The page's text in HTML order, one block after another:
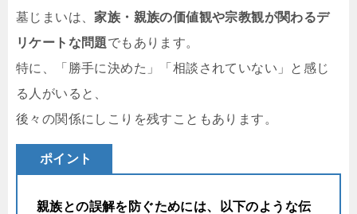
墓じまいは、 家族・親族の価値観や宗教観が関わるデ
リケートな問題でもあります。
特に、「勝手に決めた」「相談されていない」と感じ
る人がいると、
後々の関係にしこりを残すこともあります。
ポイント
親族との誤解を防ぐためには、以下のような伝